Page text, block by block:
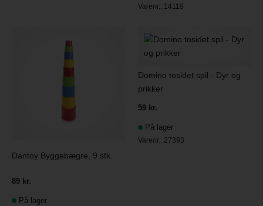
Varenr.: 14119
Dantoy Byggebægre, 9 stk.
89 kr.
På lager
Domino tosidet spil - Dyr og
prikker
59 kr.
På lager
Varenr.: 27393